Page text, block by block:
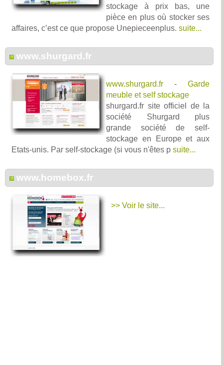
stockage à prix bas, une
pièce en plus où stocker ses
affaires, c’est ce que propose Unepieceenplus. suite...
www.shurgard.fr
www.shurgard.fr - Garde
meuble et self stockage
shurgard.fr site officiel de la
société Shurgard plus
grande société de self-
stockage en Europe et aux
Etats-unis. Par self-stockage (si vous n'êtes p suite...
www.homebox.fr
>> Voir le site...